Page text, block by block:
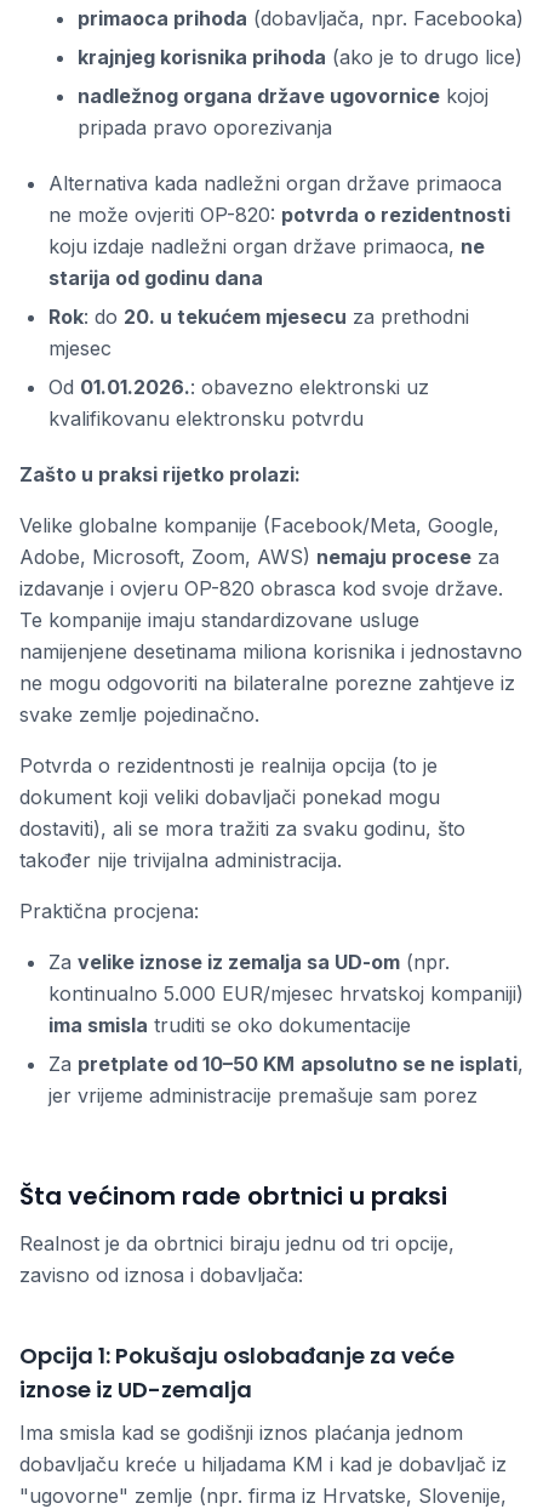
primaoca prihoda (dobavljača, npr. Facebooka)
krajnjeg korisnika prihoda (ako je to drugo lice)
nadležnog organa države ugovornice kojoj
pripada pravo oporezivanja
Alternativa kada nadležni organ države primaoca
ne može ovjeriti OP-820: potvrda o rezidentnosti
koju izdaje nadležni organ države primaoca, ne
starija od godinu dana
Rok: do 20. u tekućem mjesecu za prethodni
mjesec
Od 01.01.2026.: obavezno elektronski uz
kvalifikovanu elektronsku potvrdu
Zašto u praksi rijetko prolazi:
Velike globalne kompanije (Facebook/Meta, Google,
Adobe, Microsoft, Zoom, AWS) nemaju procese za
izdavanje i ovjeru OP-820 obrasca kod svoje države.
Te kompanije imaju standardizovane usluge
namijenjene desetinama miliona korisnika i jednostavno
ne mogu odgovoriti na bilateralne porezne zahtjeve iz
svake zemlje pojedinačno.
Potvrda o rezidentnosti je realnija opcija (to je
dokument koji veliki dobavljači ponekad mogu
dostaviti), ali se mora tražiti za svaku godinu, što
također nije trivijalna administracija.
Praktična procjena:
Za velike iznose iz zemalja sa UD-om (npr.
kontinualno 5.000 EUR/mjesec hrvatskoj kompaniji)
ima smisla truditi se oko dokumentacije
Za pretplate od 10–50 KM apsolutno se ne isplati,
jer vrijeme administracije premašuje sam porez
Šta većinom rade obrtnici u praksi
Realnost je da obrtnici biraju jednu od tri opcije,
zavisno od iznosa i dobavljača:
Opcija 1: Pokušaju oslobađanje za veće
iznose iz UD-zemalja
Ima smisla kad se godišnji iznos plaćanja jednom
dobavljaču kreće u hiljadama KM i kad je dobavljač iz
"ugovorne" zemlje (npr. firma iz Hrvatske, Slovenije,